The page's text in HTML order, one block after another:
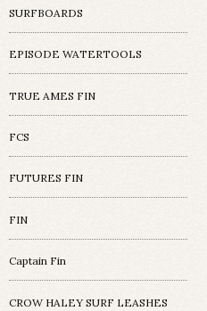
SURFBOARDS
EPISODE WATERTOOLS
TRUE AMES FIN
FCS
FUTURES FIN
FIN
Captain Fin
CROW HALEY SURF LEASHES